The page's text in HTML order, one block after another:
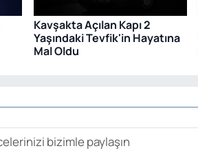
Kavşakta Açılan Kapı 2
Yaşındaki Tevfik'in Hayatına
Mal Oldu